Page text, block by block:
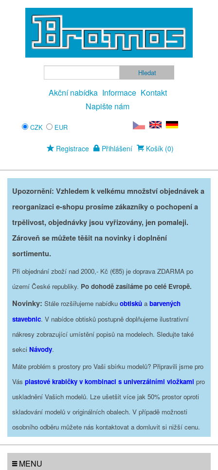
Akční nabídka Informace Kontakt
Napište nám
CZK EUR
Registrace Přihlášení Košík (0)
Upozornění: Vzhledem k velkému množství objednávek a
reorganizaci e-shopu prosíme zákazníky o pochopení a
trpělivost, objednávky jsou vyřizovány, jen pomaleji.
Zároveň se můžete těšit na novinky i doplnění
sortimentu.
Při objednání zboží nad 2000,- Kč (€85) je doprava ZDARMA po
území České republiky. Po dohodě zasíláme po celé Evropě.
Novinky: Stále rozšiřujeme nabídku obtisků a barvených
stavebnic. V nabídce obtisků postupně doplňujeme ilustrativní
nákresy zobrazující umístění popisů na modelech. Sledujte také
sekci Návody.
Máte problém s prostory pro Vaši sbírku modelů? Připravili jsme pro
Vás plastové krabičky v kombinaci s univerzálními vložkami pro
uskladnění Vašich modelů. Lze ušetšit více jak 50% prostor oproti
skladování modelů v originálních obalech. V případě možnosti
osobního odběru můžete nás kontaktovat a domluvit si nižší cenu.
MENU